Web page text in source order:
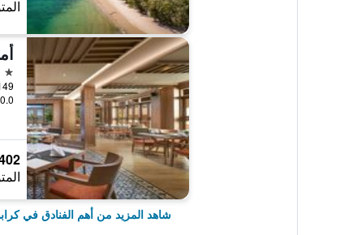
5 نجوم
0.0 كيلومتر عن وسط المدينة
402
شاهد المزيد من أهم الفنادق في